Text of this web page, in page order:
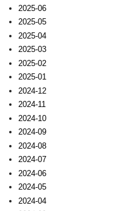
2025-06
2025-05
2025-04
2025-03
2025-02
2025-01
2024-12
2024-11
2024-10
2024-09
2024-08
2024-07
2024-06
2024-05
2024-04